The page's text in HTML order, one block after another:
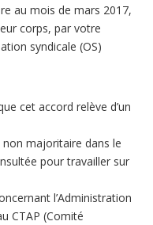
au mois de mars 2017,
corps, par votre
syndicale (OS)
cet accord relève d’un
non majoritaire dans le
pour travailler sur
l’Administration
CTAP (Comité